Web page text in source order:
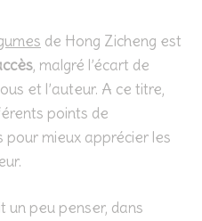
de Hong Zicheng est
, malgré l’écart de
et l’auteur. A ce titre,
points de
pour mieux apprécier les
un peu penser, dans